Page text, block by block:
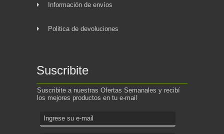
Información de envíos
Politica de devoluciones
Suscribite
Suscribite a nuestras Ofertas Semanales y recibí
los mejores productos en tu e-mail